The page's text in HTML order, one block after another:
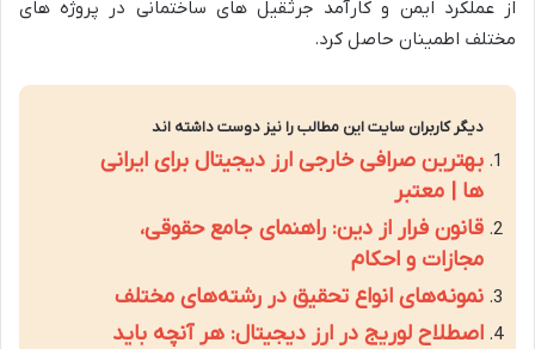
از عملکرد ایمن و کارآمد جرثقیل های ساختمانی در پروژه های
مختلف اطمینان حاصل کرد.
دیگر کاربران سایت این مطالب را نیز دوست داشته اند
بهترین صرافی خارجی ارز دیجیتال برای ایرانی
ها | معتبر
قانون فرار از دین: راهنمای جامع حقوقی،
مجازات و احکام
نمونه‌های انواع تحقیق در رشته‌های مختلف
اصطلاح لوریج در ارز دیجیتال: هر آنچه باید